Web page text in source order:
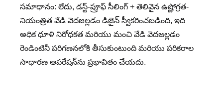
సమాధానం: లేదు, డస్ట్-ప్రూఫ్ సీలింగ్ + తెలివైన ఉష్ణోగ్రత-
నియంత్రిత వేడి వెదజల్లడం డిజైన్ స్వీకరించబడింది, ఇది
అధిక ధూళి నిరోధకత మరియు మంచి వేడి వెదజల్లడం
రెండింటినీ పరిగణనలోకి తీసుకుంటుంది మరియు పరికరాల
సాధారణ ఆపరేషన్‌ను ప్రభావితం చేయదు.